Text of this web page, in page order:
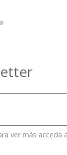
ver más acceda